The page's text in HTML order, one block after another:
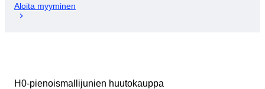
Aloita myyminen
H0-pienoismallijunien huutokauppa